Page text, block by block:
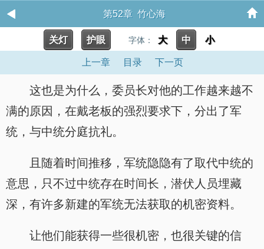
第52章 竹心海
关灯 护眼 字体： 大 中 小
上一章 目录 下一页
这也是为什么，委员长对他的工作越来越不
满的原因，在戴老板的强烈要求下，分出了军
统，与中统分庭抗礼。
且随着时间推移，军统隐隐有了取代中统的
意思，只不过中统存在时间长，潜伏人员埋藏
深，有许多新建的军统无法获取的机密资料。
让他们能获得一些很机密，也很关键的信